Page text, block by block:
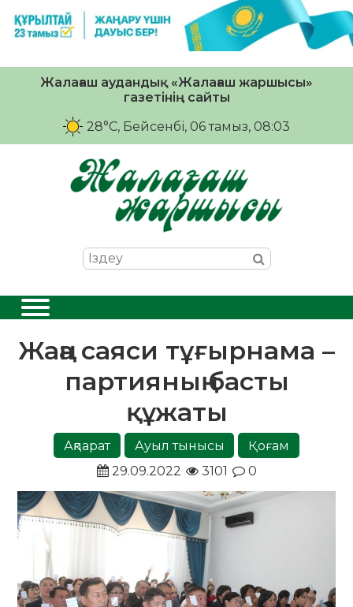
Жалағаш аудандық «Жалағаш жаршысы»
газетінің сайты
28°C, Бейсенбі, 06 тамыз, 08:03
Жаңа саяси тұғырнама –
партияның басты
құжаты
Ақпарат Ауыл тынысы
Қоғам
29.09.2022
3101 0